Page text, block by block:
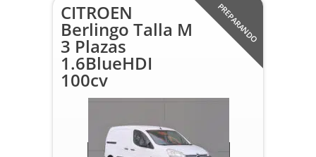
PREPARANDO
CITROEN
Berlingo Talla M
3 Plazas
1.6BlueHDI
100cv